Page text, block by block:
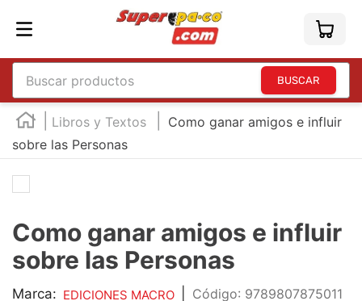
Buscar productos
Libros y Textos
Como ganar amigos e influir
sobre las Personas
Como ganar amigos e influir
sobre las Personas
Marca: EDICIONES MACRO : 9789807875011
TÉRMINOS MÁS BUSCADOS
1.
england
3
4 .
england sound
5.
mouse